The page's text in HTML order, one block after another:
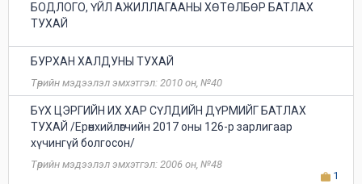
БОДЛОГО, ҮЙЛ АЖИЛЛАГААНЫ ХӨТӨЛБӨР БАТЛАХ
ТУХАЙ
БУРХАН ХАЛДУНЫ ТУХАЙ
Төрийн мэдээлэл эмхэтгэл: 2010 он, №40
БҮХ ЦЭРГИЙН ИХ ХАР СҮЛДИЙН ДҮРМИЙГ БАТЛАХ
ТУХАЙ /Ерөнхийлөгчийн 2017 оны 126-р зарлигаар
хүчингүй болгосон/
Төрийн мэдээлэл эмхэтгэл: 2006 он, №48
1